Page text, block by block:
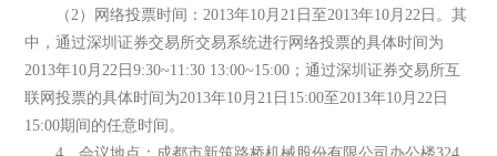
（2）网络投票时间：2013年10月21日至2013年10月22日。其
中，通过深圳证券交易所交易系统进行网络投票的具体时间为
2013年10月22日9:30~11:30 13:00~15:00；通过深圳证券交易所互
联网投票的具体时间为2013年10月21日15:00至2013年10月22日
15:00期间的任意时间。